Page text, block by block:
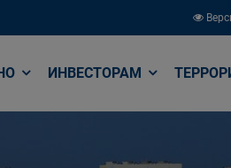
ИНВЕСТОРАМ